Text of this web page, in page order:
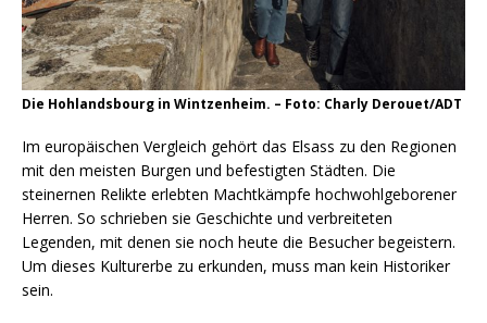
Die Hohlandsbourg in Wintzenheim. – Foto: Charly Derouet/ADT
Im europäischen Vergleich gehört das Elsass zu den Regionen
mit den meisten Burgen und befestigten Städten. Die
steinernen Relikte erlebten Machtkämpfe hochwohlgeborener
Herren. So schrieben sie Geschichte und verbreiteten
Legenden, mit denen sie noch heute die Besucher begeistern.
Um dieses Kulturerbe zu erkunden, muss man kein Historiker
sein.